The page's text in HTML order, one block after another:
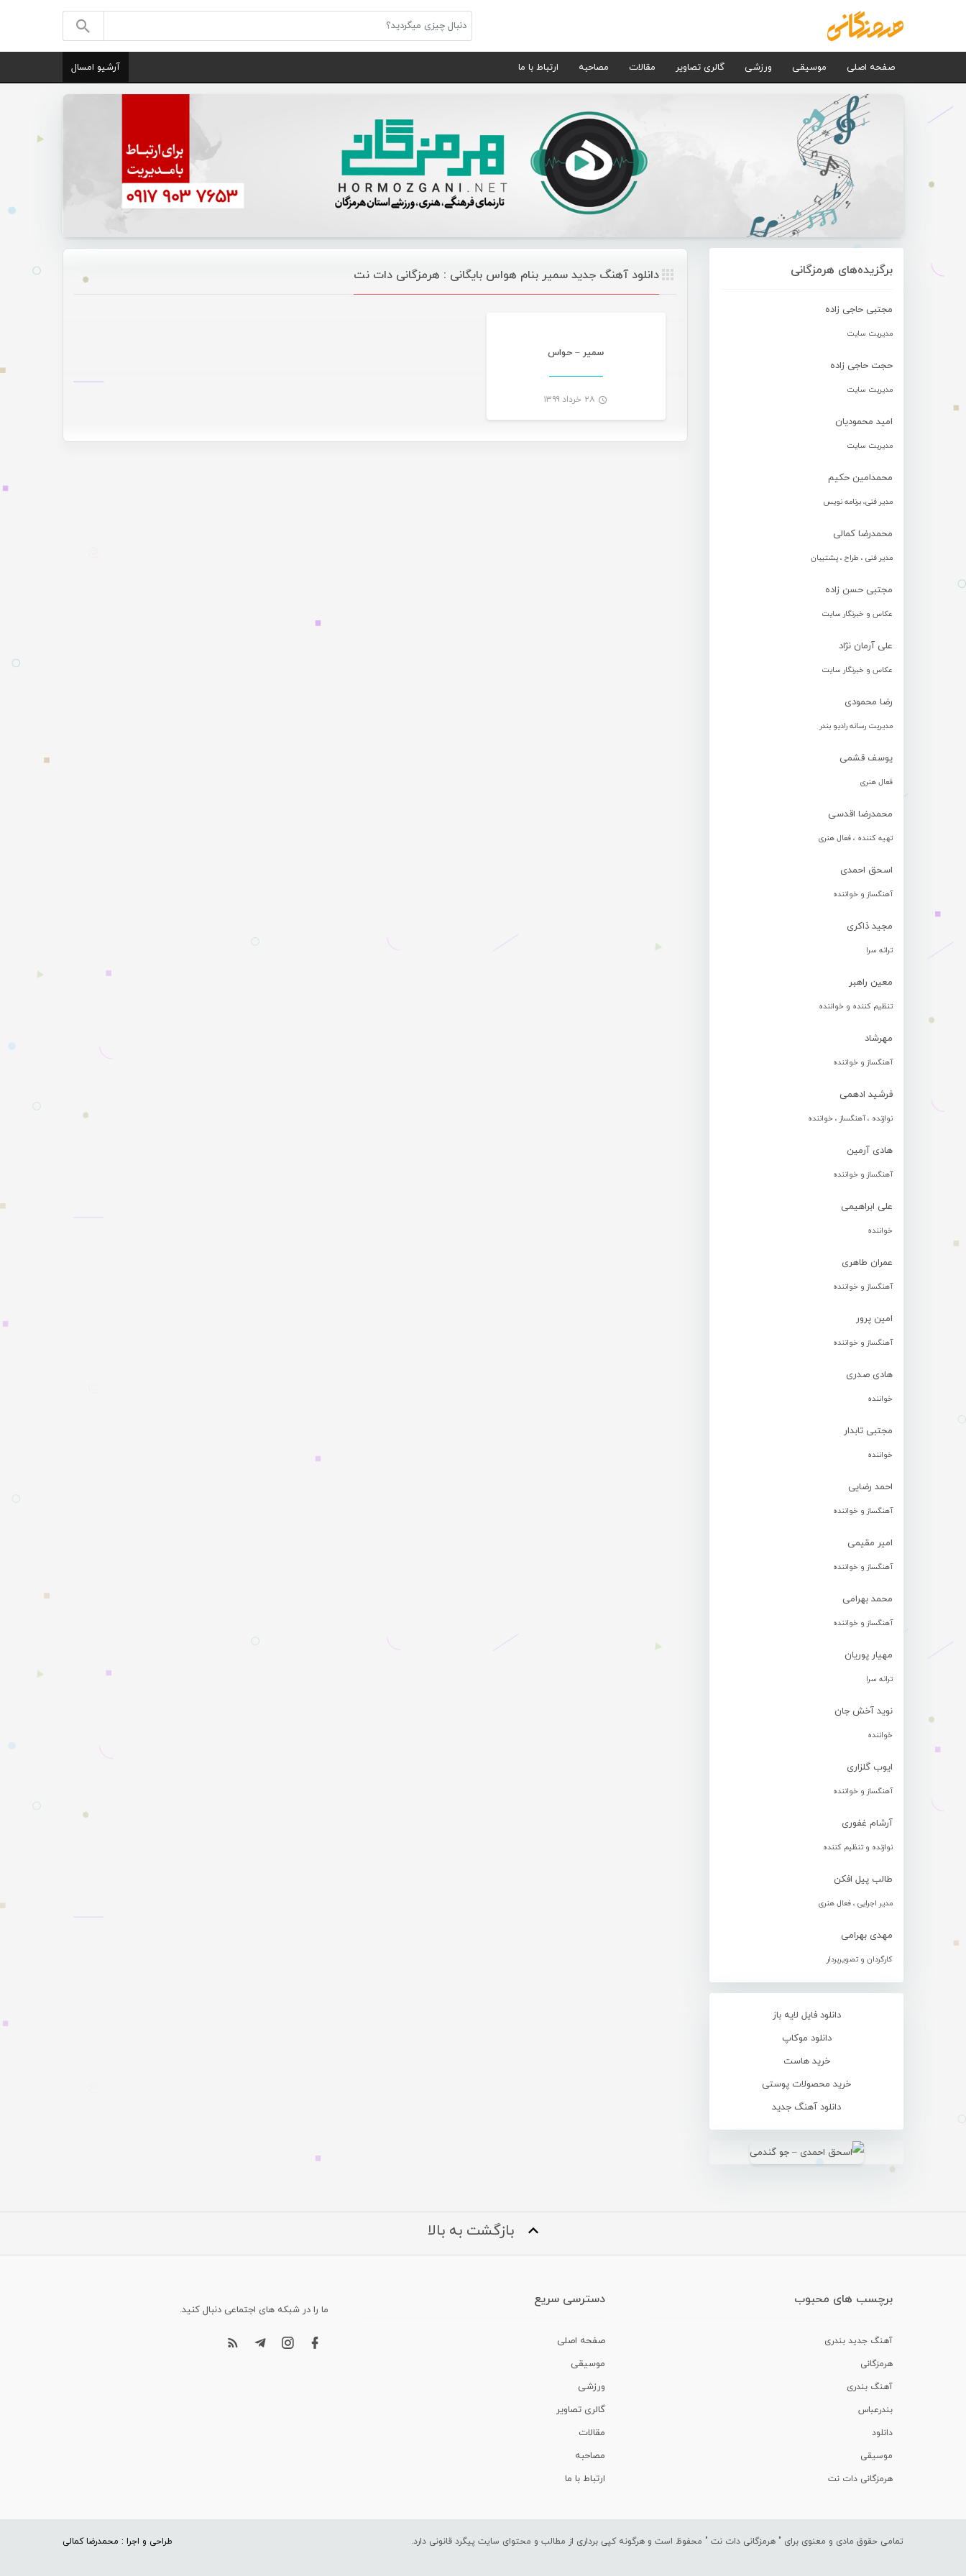
صفحه اصلی موسیقی ورزشی گالری تصاویر مقالات مصاحبه ارتباط با ما آرشیو امسال
برگزیده‌های هرمزگانی
مجتبی حاجی زاده
مدیریت سایت
حجت حاجی زاده
مدیریت سایت
امید محمودیان
مدیریت سایت
محمدامین حکیم
مدیر فنی، برنامه نویس
محمدرضا کمالی
مدیر فنی ، طراح ، پشتیبان
مجتبی حسن زاده
عکاس و خبرنگار سایت
علی آرمان نژاد
عکاس و خبرنگار سایت
رضا محمودی
مدیریت رسانه رادیو بندر
یوسف قشمی
فعال هنری
محمدرضا اقدسی
تهیه کننده ، فعال هنری
اسحق احمدی
آهنگساز و خواننده
مجید ذاکری
ترانه سرا
معین راهبر
تنظیم کننده و خواننده
مهرشاد
آهنگساز و خواننده
فرشید ادهمی
نوازنده ، آهنگساز ، خواننده
هادی آرمین
آهنگساز و خواننده
علی ابراهیمی
خواننده
عمران طاهری
آهنگساز و خواننده
امین پرور
آهنگساز و خواننده
هادی صدری
خواننده
مجتبی تابدار
خواننده
احمد رضایی
آهنگساز و خواننده
امیر مقیمی
آهنگساز و خواننده
محمد بهرامی
آهنگساز و خواننده
مهیار پوریان
ترانه سرا
نوید آخش جان
خواننده
ایوب گلزاری
آهنگساز و خواننده
آرشام غفوری
نوازنده و تنظیم کننده
طالب پیل افکن
مدیر اجرایی ، فعال هنری
مهدی بهرامی
کارگردان و تصویربردار
دانلود فایل لایه باز
دانلود موکاپ
خرید هاست
خرید محصولات پوستی
دانلود آهنگ جدید
دانلود آهنگ جدید سمیر بنام هواس بایگانی : هرمزگانی دات نت
سمیر – حواس
۲۸ خرداد ۱۳۹۹
بازگشت به بالا
برچسب های محبوب
آهنگ جدید بندری
هرمزگانی
آهنگ بندری
بندرعباس
دانلود
موسیقی
هرمزگانی دات نت
دسترسی سریع
صفحه اصلی
موسیقی
ورزشی
گالری تصاویر
مقالات
مصاحبه
ارتباط با ما
ما را در شبکه های اجتماعی دنبال کنید.
تمامی حقوق مادی و معنوی برای " هرمزگانی دات نت " محفوظ است و هرگونه کپی برداری از مطالب و محتوای سایت پیگرد قانونی دارد. طراحی و اجرا : محمدرضا کمالی